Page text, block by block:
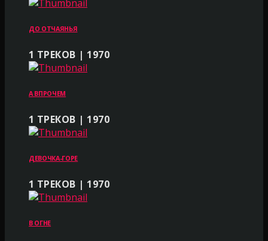
ДО ОТЧАЯНЬЯ
1 ТРЕКОВ | 1970
А ВПРОЧЕМ
1 ТРЕКОВ | 1970
ДЕВОЧКА-ГОРЕ
1 ТРЕКОВ | 1970
В ОГНЕ